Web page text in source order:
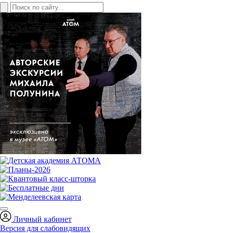
Личный кабинет
Версия для слабовидящих